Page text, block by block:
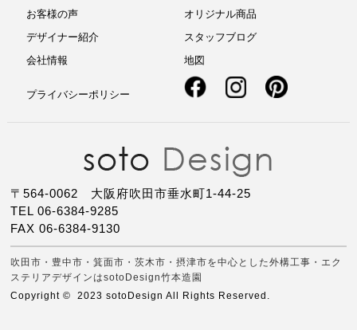
お客様の声
オリジナル商品
デザイナー紹介
スタッフブログ
会社情報
地図
プライバシーポリシー
〒564-0062 大阪府吹田市垂水町1-44-25
TEL 06-6384-9285
FAX 06-6384-9130
吹田市・豊中市・箕面市・茨木市・摂津市を中心とした外構工事・エク
ステリアデザインはsotoDesign竹本造園
Copyright © 2023 sotoDesign All Rights Reserved.